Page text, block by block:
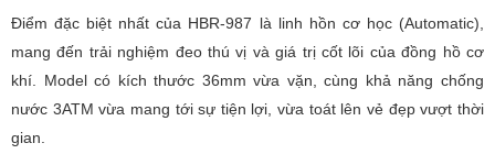
Điểm đặc biệt nhất của HBR-987 là linh hồn cơ học (Automatic),
mang đến trải nghiệm đeo thú vị và giá trị cốt lõi của đồng hồ cơ
khí. Model có kích thước 36mm vừa vặn, cùng khả năng chống
nước 3ATM vừa mang tới sự tiện lợi, vừa toát lên vẻ đẹp vượt thời
gian.